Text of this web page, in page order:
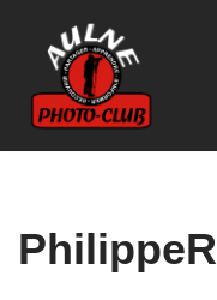
Aller
au
contenu
PhilippeR